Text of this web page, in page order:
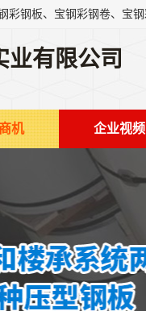
业有限公司
机 企业视频